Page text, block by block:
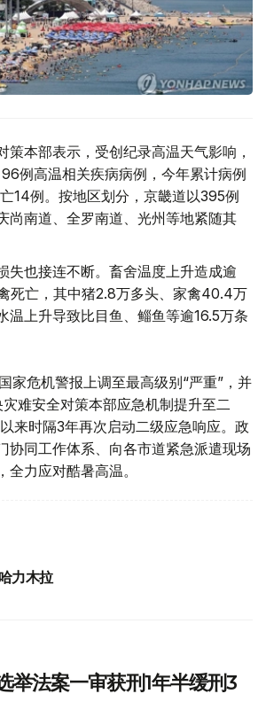
策本部表示，受创纪录高温天气影响，
例高温相关疾病病例，今年累计病例
14例。按地区划分，京畿道以395例
尚南道、全罗南道、光州等地紧随其
失也接连不断。畜舍温度上升造成逾
死亡，其中猪2.8万多头、家禽40.4万
温上升导致比目鱼、鲻鱼等逾16.5万条
家危机警报上调至最高级别“严重”，并
难安全对策本部应急机制提升至二
来时隔3年再次启动二级应急响应。政
协同工作体系、向各市道紧急派遣现场
力应对酷暑高温。
力木拉
举法案一审获刑1年半缓刑3